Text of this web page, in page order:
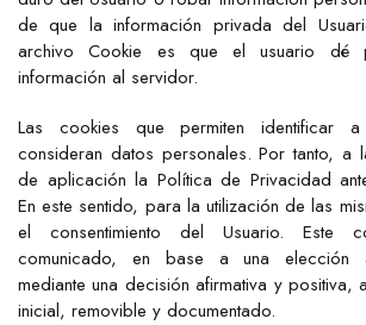
de que la información privada del
archivo Cookie es que el usuario dé
información al servidor.
Las cookies que permiten identificar
consideran datos personales. Por tanto, a
de aplicación la Política de Privacidad
En este sentido, para la utilización de las
el consentimiento del Usuario. Este
comunicado, en base a una elección
mediante una decisión afirmativa y positiva,
inicial, removible y documentado.